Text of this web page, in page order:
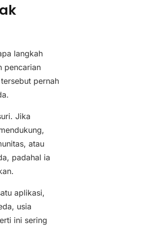
langkah
pencarian
pernah
Jika
atau
padahal ia
aplikasi,
usia
ini sering